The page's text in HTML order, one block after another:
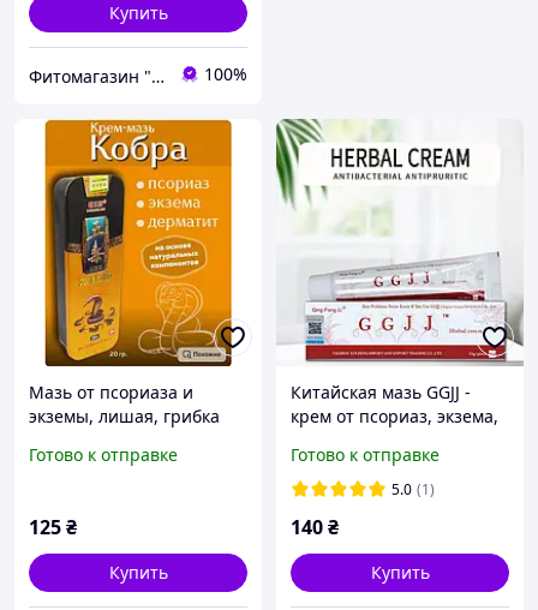
Купить
Фитомагазин "Beautiful Life" 100%
Мазь от псориаза и
экземы, лишая, грибка
кожных болезней "
Готово к отправке
125₴
Купить
Китайская мазь GGJJ -
крем от псориаз, экзема,
Готово к отправке
5.0 (1)
140₴
Купить